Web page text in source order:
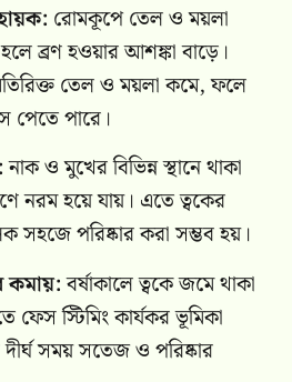
রোমকূপে তেল ও ময়লা
ব্রণ হওয়ার আশঙ্কা বাড়ে।
তেল ও ময়লা কমে, ফলে
পেতে পারে।
নাক ও মুখের বিভিন্ন স্থানে থাকা
নরম হয়ে যায়। এতে ত্বকের
সহজে পরিষ্কার করা সম্ভব হয়।
কমায়:বর্ষাকালে ত্বকে জমে থাকা
স্টিমিং কার্যকর ভূমিকা
সময় সতেজ ও পরিষ্কার